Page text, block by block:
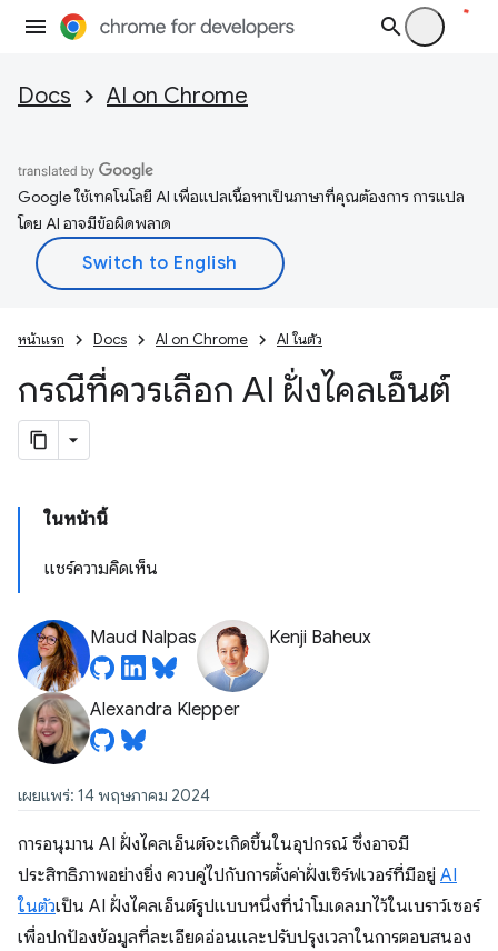
Docs AI on Chrome
Google ใช้เทคโนโลยี AI เพื่อแปลเนื้อหาเป็นภาษาที่คุณต้องการ การแปล
โดย AI อาจมีข้อผิดพลาด
หน้าแรก Docs AI on Chrome AI ในตัว
กรณีที่ควรเลือก AI ฝั่งไคลเอ็นต์
ในหน้านี้
แชร์ความคิดเห็น
Maud Nalpas Kenji Baheux
Alexandra Klepper
เผยแพร่: 14 พฤษภาคม 2024
การอนุมาน AI ฝั่งไคลเอ็นต์จะเกิดขึ้นในอุปกรณ์ ซึ่งอาจมี
ประสิทธิภาพอย่างยิ่ง ควบคู่ไปกับการตั้งค่าฝั่งเซิร์ฟเวอร์ที่มีอยู่ AI
ในตัวเป็น AI ฝั่งไคลเอ็นต์รูปแบบหนึ่งที่นำโมเดลมาไว้ในเบราว์เซอร์
เพื่อปกป้องข้อมูลที่ละเอียดอ่อนและปรับปรุงเวลาในการตอบสนอง